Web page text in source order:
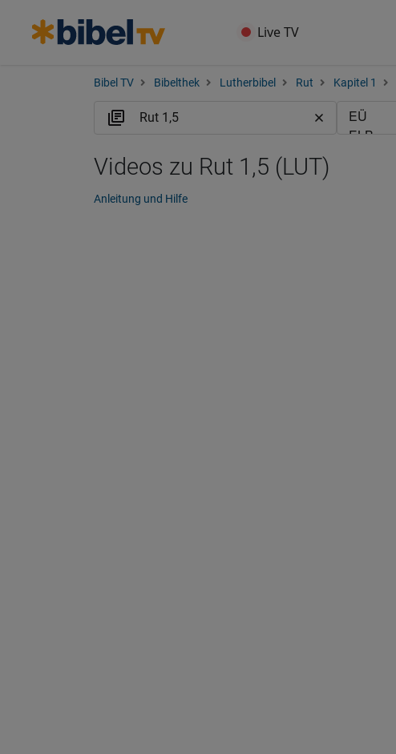
Live TV
Bibel TV Bibelthek Lutherbibel Rut Kapitel 1
Videos zu Rut 1,5 (LUT)
Anleitung und Hilfe